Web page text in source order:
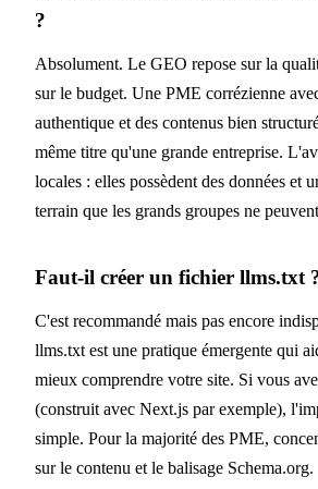
?
Absolument. Le GEO repose sur la
sur le budget. Une PME corrézienne
authentique et des contenus bien
même titre qu'une grande entreprise.
locales : elles possèdent des données et
terrain que les grands groupes ne
Faut-il créer un fichier llms.txt
C'est recommandé mais pas encore
llms.txt est une pratique émergente qui
mieux comprendre votre site. Si vous
(construit avec Next.js par exemple),
simple. Pour la majorité des PME,
sur le contenu et le balisage Schema.org.